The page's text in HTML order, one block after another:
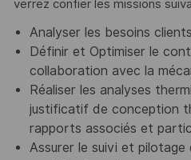
verrez confier les missions
Analyser les besoins
Définir et Optimiser le
collaboration avec la
Réaliser les analyses
justificatif de conception
rapports associés et
Assurer le suivi et pilotage